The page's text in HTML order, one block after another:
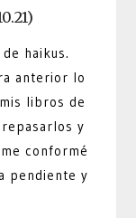
haikus.
anterior lo
libros de
y
conformé
pendiente y